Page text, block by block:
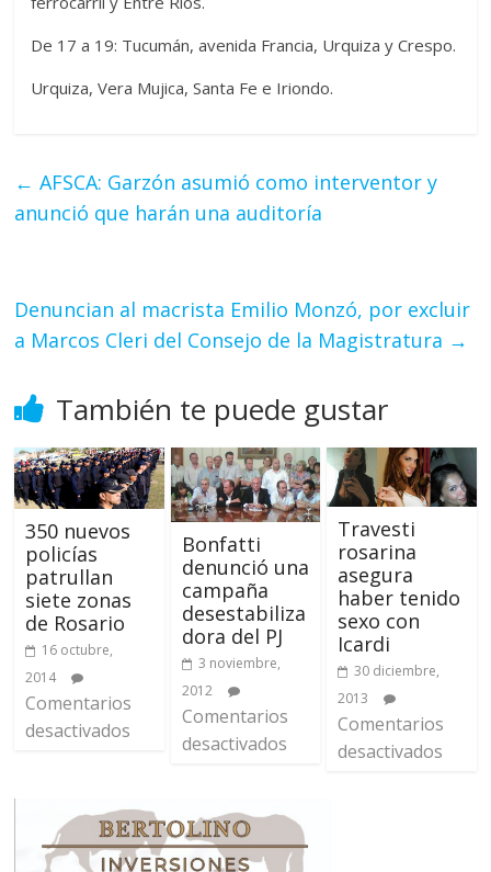
De 17 a 19: Tucumán, avenida Francia, Urquiza y Crespo.
Urquiza, Vera Mujica, Santa Fe e Iriondo.
← AFSCA: Garzón asumió como interventor y
anunció que harán una auditoría
Denuncian al macrista Emilio Monzó, por excluir
a Marcos Cleri del Consejo de la Magistratura →
También te puede gustar
350 nuevos
policías
patrullan
siete zonas
de Rosario
16 octubre,
2014
Comentarios
desactivados
Bonfatti
denunció una
campaña
desestabiliza
dora del PJ
3 noviembre,
2012
Comentarios
desactivados
Travesti
rosarina
asegura
haber tenido
sexo con
Icardi
30 diciembre,
2013
Comentarios
desactivados